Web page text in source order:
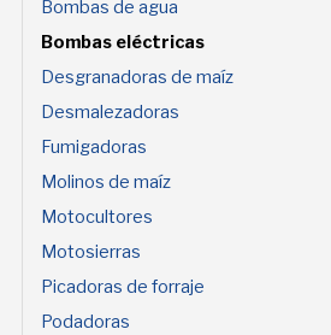
Bombas de agua
Bombas eléctricas
Desgranadoras de maíz
Desmalezadoras
Fumigadoras
Molinos de maíz
Motocultores
Motosierras
Picadoras de forraje
Podadoras